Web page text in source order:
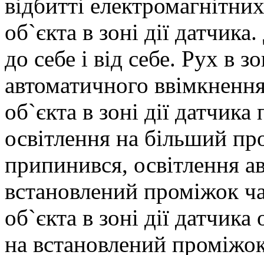
відбитті
об`єкта в зоні дії
до себе і від себе. Рух в
автоматичного
об`єкта в зоні дії
освітлення на більший
припинився, освітлення
встановлений проміжок
об`єкта в зоні дії
на встановлений